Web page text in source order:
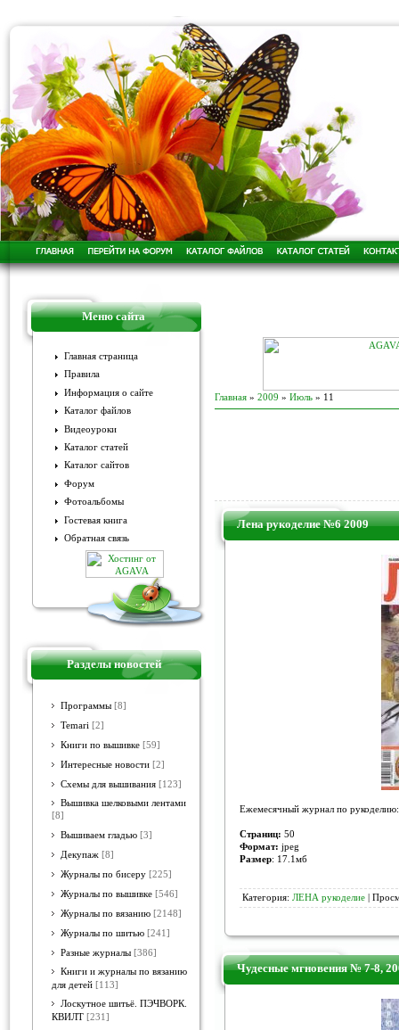
Меню сайта
Главная страница
Правила
Информация о сайте
Каталог файлов
Видеоуроки
Каталог статей
Каталог сайтов
Форум
Фотоальбомы
Гостевая книга
Обратная связь
Разделы новостей
Программы [8]
Temari [2]
Книги по вышивке [59]
Интересные новости [2]
Схемы для вышивания [123]
Вышивка шелковыми лентами
[8]
Вышиваем гладью [3]
Декупаж [8]
Журналы по бисеру [225]
Журналы по вышивке [546]
Журналы по вязанию [2148]
Журналы по шитью [241]
Разные журналы [386]
Книги и журналы по вязанию
для детей [113]
Лоскутное шитьё. ПЭЧВОРК.
КВИЛТ [231]
Главная » 2009 » Июль » 11
Лена рукоделие №6 2009
Ежемесячный журнал по рукоделию:
Страниц: 50
Формат: jpeg
Размер: 17.1мб
Категория: ЛЕНА рукоделие |
Чудесные мгновения № 7-8,